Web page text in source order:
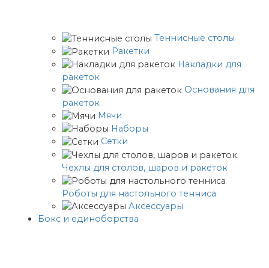
Теннисные столы
Ракетки
Накладки для
ракеток
Основания для
ракеток
Мячи
Наборы
Сетки
Чехлы для столов, шаров и ракеток
Роботы для настольного тенниса
Аксессуары
Бокс и единоборства